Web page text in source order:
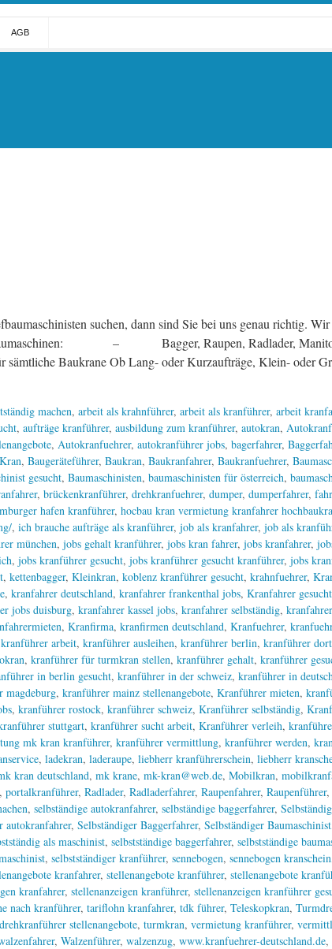
AGB
suchen, dann sind Sie bei uns genau richtig.
Baumaschinen: – Bagger, Raupen,
Baukrane Ob Lang- oder Kurzaufträge, Klein- oder
machen, arbeit als krahnführer, arbeit als kranführer, arbeit
, aufträge kranführer, ausbildung zum kranführer, autokran,
, Autokranfuehrer, autokranführer jobs, bagerfahrer,
, Baugeräteführer, Baukran, Baukranfahrer, Baukranfuehrer,
gesucht, Baumaschinisten, baumaschinisten für österreich,
, brückenkranführer, drehkranfuehrer, dumper, dumperfahrer,
hafen kranführer, hocbau kran vermietung kranfahrer
, ich brauche aufträge als kranführer, job als kranfahrer, job als
münchen, jobs gehalt kranführer, jobs kran fahrer, jobs kranfahrer,
, jobs kranführer gesucht, jobs kranführer gesucht kranführer, jobs
, kettenbagger, Kleinkran, koblenz kranführer gesucht, krahnfuehrer,
, kranfahrer deutschland, kranfahrer frankenthal jobs, Kranfahrer gesucht
jobs duisburg, kranfahrer kassel jobs, kranfahrer selbständig,
, Kranfirma, kranfirmen deutschland, Kranfuehrer,
kranführer arbeit, kranführer ausleihen, kranführer berlin, kranführer
, kranführer für turmkran stellen, kranführer gehalt, kranführer
in berlin gesucht, kranführer in der schweiz, kranführer in
magdeburg, kranführer mainz stellenangebote, Kranführer mieten,
, kranführer rostock, kranführer schweiz, Kranführer selbständig,
stuttgart, kranführer sucht arbeit, Kranführer verleih,
mk kran kranführer, kranführer vermittlung, kranführer werden,
, ladekran, laderaupe, liebherr kranführerschein, liebherr
kran deutschland, mk krane, mk-kran@web.de, Mobilkran,
portalkranführer, Radlader, Radladerfahrer, Raupenfahrer, Raupenführer,
, selbständige autokranfahrer, selbständige baggerfahrer,
autokranfahrer, Selbständiger Baggerfahrer, Selbständiger Baumaschinist,
als maschinist, selbstständige baggerfahrer, selbstständige
, selbstständiger kranführer, sennebogen, sennebogen kranschein
kranfahrer, stellenangebote kranführer, stellenangebote
kranfahrer, stellenanzeigen kranführer, stellenanzeigen kranführer
nach kranführer, tariflohn kranfahrer, tdk führer, Teleskopkran,
stellenangebote, turmkran, vermietung kranführer,
, Walzenführer, walzenzug, www.kranfuehrer-deutschland.de,